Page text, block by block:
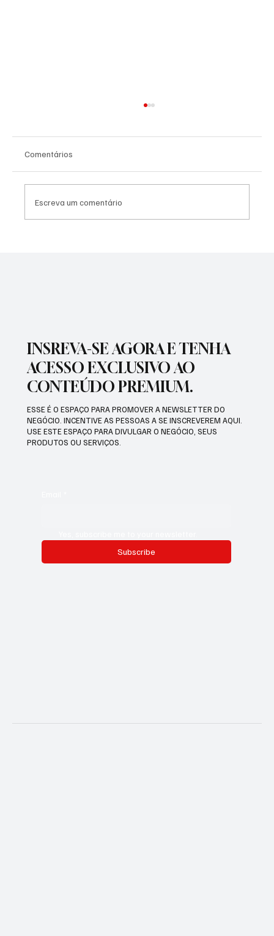
Comentários
Escreva um comentário
INSREVA-SE AGORA E TENHA
ACESSO EXCLUSIVO AO
CONTEÚDO PREMIUM.
ESSE É O ESPAÇO PARA PROMOVER A NEWSLETTER DO
NEGÓCIO. INCENTIVE AS PESSOAS A SE INSCREVEREM AQUI.
USE ESTE ESPAÇO PARA DIVULGAR O NEGÓCIO, SEUS
PRODUTOS OU SERVIÇOS.
Subscribe